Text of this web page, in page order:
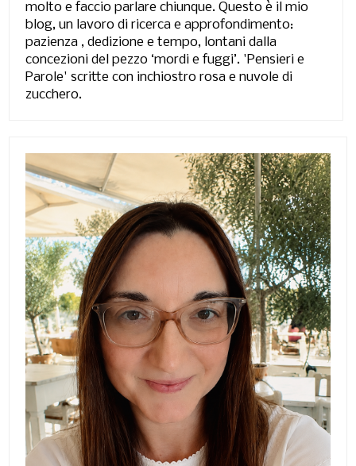
molto e faccio parlare chiunque. Questo è il mio
blog, un lavoro di ricerca e approfondimento:
pazienza , dedizione e tempo, lontani dalla
concezioni del pezzo ‘mordi e fuggi’. 'Pensieri e
Parole' scritte con inchiostro rosa e nuvole di
zucchero.